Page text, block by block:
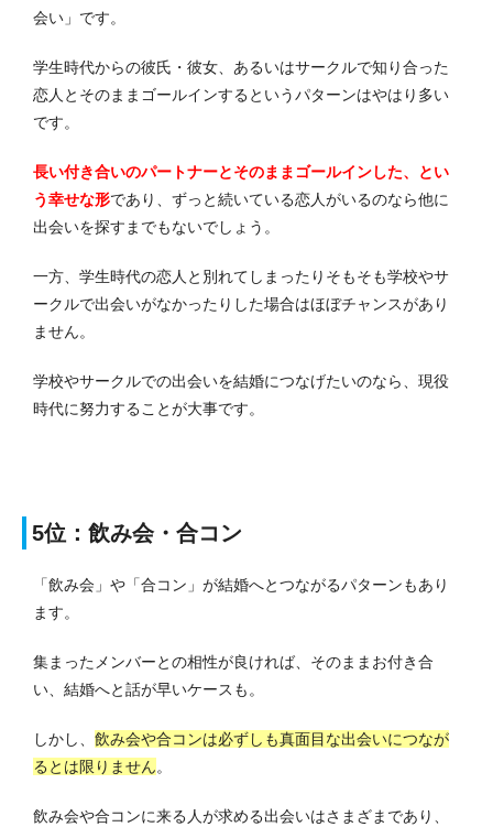
会い」です。
学生時代からの彼氏・彼女、あるいはサークルで知り合った
恋人とそのままゴールインするというパターンはやはり多い
です。
長い付き合いのパートナーとそのままゴールインした、とい
う幸せな形であり、ずっと続いている恋人がいるのなら他に
出会いを探すまでもないでしょう。
一方、学生時代の恋人と別れてしまったりそもそも学校やサ
ークルで出会いがなかったりした場合はほぼチャンスがあり
ません。
学校やサークルでの出会いを結婚につなげたいのなら、現役
時代に努力することが大事です。
5位：飲み会・合コン
「飲み会」や「合コン」が結婚へとつながるパターンもあり
ます。
集まったメンバーとの相性が良ければ、そのままお付き合
い、結婚へと話が早いケースも。
しかし、 飲み会や合コンは必ずしも真面目な出会いにつなが
るとは限りません。
飲み会や合コンに来る人が求める出会いはさまざまであり、